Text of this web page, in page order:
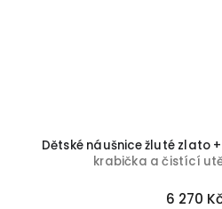
Dětské náušnice žluté zlato
krabička a čistící
6 270